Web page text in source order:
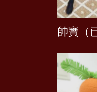
帥寶（